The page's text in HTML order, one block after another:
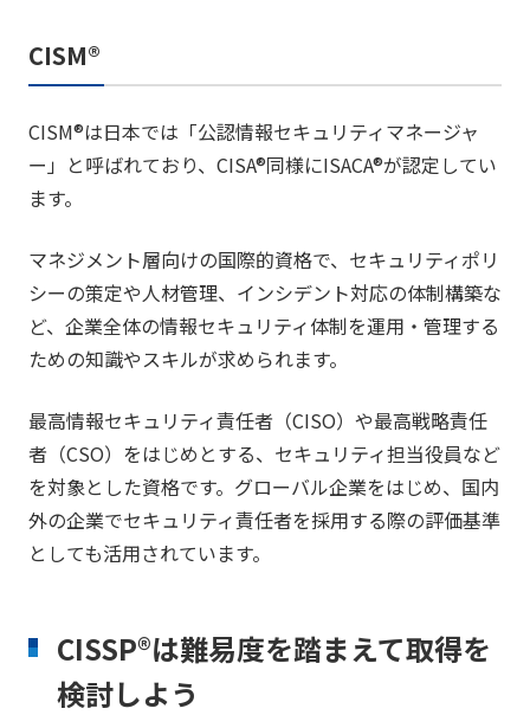
CISM®
CISM®は日本では「公認情報セキュリティマネージャ
ー」と呼ばれており、CISA®同様にISACA®が認定してい
ます。
マネジメント層向けの国際的資格で、セキュリティポリ
シーの策定や人材管理、インシデント対応の体制構築な
ど、企業全体の情報セキュリティ体制を運用・管理する
ための知識やスキルが求められます。
最高情報セキュリティ責任者（CISO）や最高戦略責任
者（CSO）をはじめとする、セキュリティ担当役員など
を対象とした資格です。グローバル企業をはじめ、国内
外の企業でセキュリティ責任者を採用する際の評価基準
としても活用されています。
CISSP®は難易度を踏まえて取得を
検討しよう